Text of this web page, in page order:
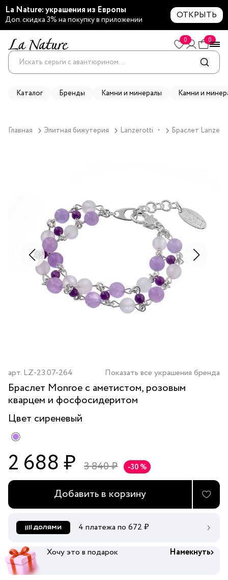
La Nature: украшения из Европы
Доп. скидка 3% на покупку в приложении ОТКРЫТЬ
0 0
Каталог Бренды Камни и минералы Камни и
Главная Элитная бижутерия Lanzerotti ▼ Браслет
арт. LZ-23.07-264 Показать все украшения бренда
Браслет Monroe с аметистом, розовым
кварцем и фосфосидеритом
Цвет сиреневый
2 688 ₽ 3 840 ₽ -30 %
Добавить в корзину
4 платежа по 672 ₽
Хочу это в подарок Намекнуть